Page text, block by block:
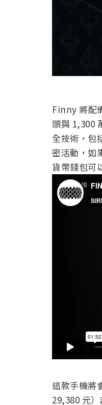
Finny 將配
頭與 1,300
全技術，包
密活動，如
貨幣錢包可
這款手機將
29,380 元